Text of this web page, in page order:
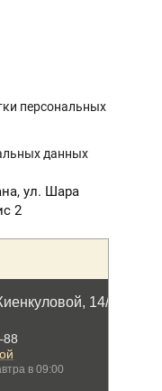
персональных
данных
ул. Шара
2